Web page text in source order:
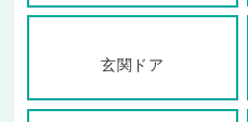
玄関ドア